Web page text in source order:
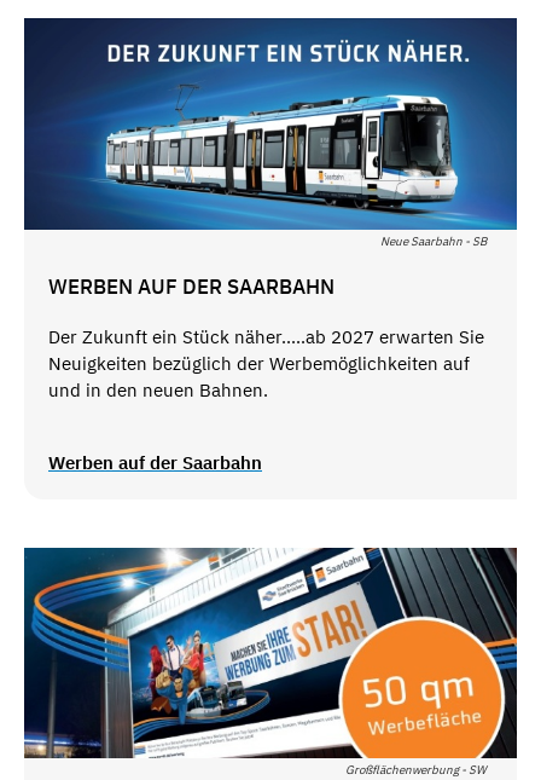
Neue Saarbahn - SB
WERBEN AUF DER SAARBAHN
Der Zukunft ein Stück näher.....ab 2027 erwarten Sie
Neuigkeiten bezüglich der Werbemöglichkeiten auf
und in den neuen Bahnen.
Werben auf der Saarbahn
Großflächenwerbung - SW